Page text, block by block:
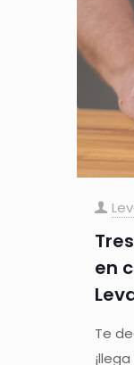
en
Te